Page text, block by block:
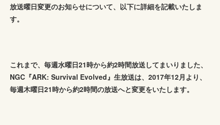
放送曜日変更のお知らせについて、以下に詳細を記載いたしま
す。
これまで、毎週水曜日21時から約2時間放送してまいりました、
NGC『ARK: Survival Evolved』生放送は、2017年12月より、
毎週木曜日21時から約2時間の放送へと変更をいたします。